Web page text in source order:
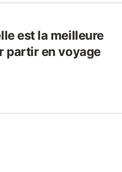
est la meilleure
partir en voyage